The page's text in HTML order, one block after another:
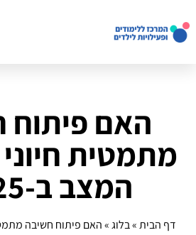
האם פיתוח
מתמטית
המצב ב-2025?
דף הבית»בלוג»האם פיתוח חשיבה